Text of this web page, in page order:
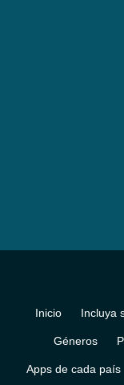
Inicio Incluya
Géneros
Apps de cada país